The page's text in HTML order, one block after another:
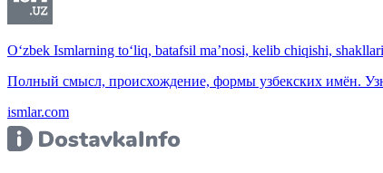
O‘zbek Ismlarning to‘liq, batafsil ma’nosi, kelib chiqishi,
Полный смысл, происхождение, формы узбекских имён.
ismlar.com